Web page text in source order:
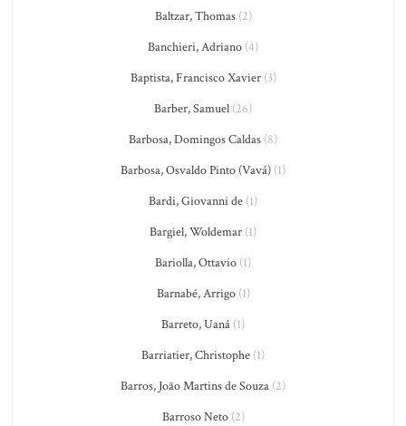
Baltzar, Thomas(2)
Banchieri, Adriano (4)
Baptista, Francisco Xavier(3)
Barber, Samuel (26)
Barbosa, Domingos Caldas (8)
Barbosa, Osvaldo Pinto (Vavá) (1)
Bardi, Giovanni de (1)
Bargiel, Woldemar (1)
Bariolla, Ottavio (1)
Barnabé, Arrigo(1)
Barreto, Uaná (1)
Barriatier, Christophe (1)
Barros, João Martins de Souza (2)
Barroso Neto(2)